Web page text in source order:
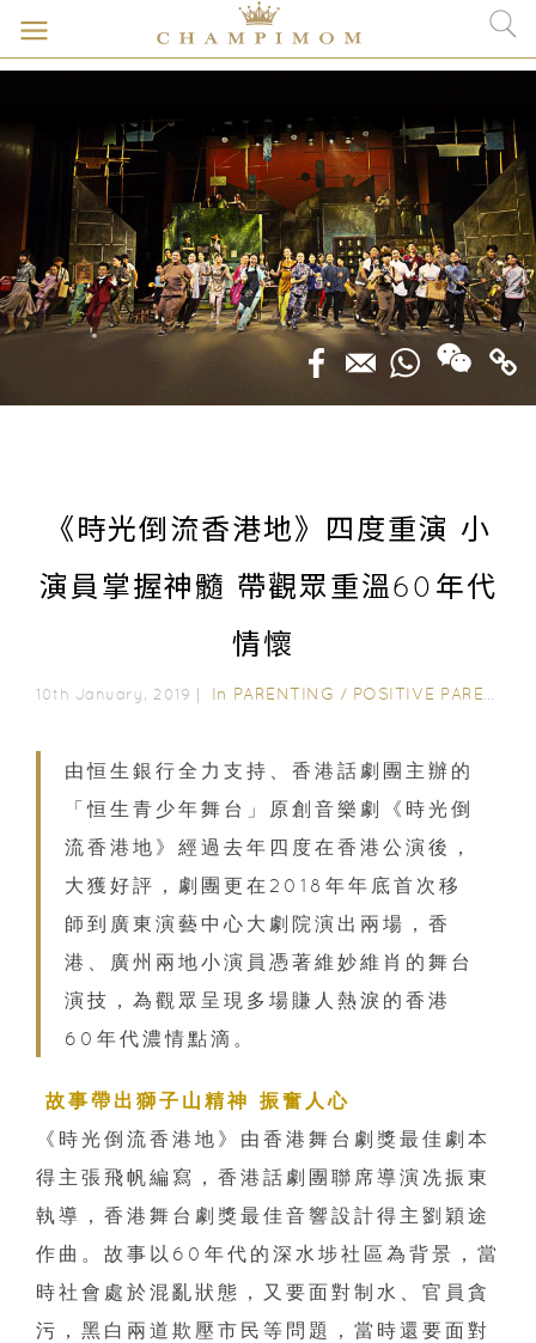
《時光倒流香港地》四度重演 小
演員掌握神髓 帶觀眾重溫60年代
情懷
10th January, 2019｜ In PARENTING / POSITIVE PARENTING
由恒生銀行全力支持、香港話劇團主辦的
「恒生青少年舞台」原創音樂劇《時光倒
流香港地》經過去年四度在香港公演後，
大獲好評，劇團更在 2018 年年底首次移
師到廣東演藝中心大劇院演出兩場，香
港、廣州兩地小演員憑著維妙維肖的舞台
演技，為觀眾呈現多場賺人熱淚的香港
60 年代濃情點滴。
故事帶出獅子山精神 振奮人心
《時光倒流香港地》由香港舞台劇獎最佳劇本
得主張飛帆編寫，香港話劇團聯席導演冼振東
執導，香港舞台劇獎最佳音響設計得主劉穎途
作曲。故事以 60 年代的深水埗社區為背景，當
時社會處於混亂狀態，又要面對制水、官員貪
污，黑白兩道欺壓市民等問題，當時還要面對